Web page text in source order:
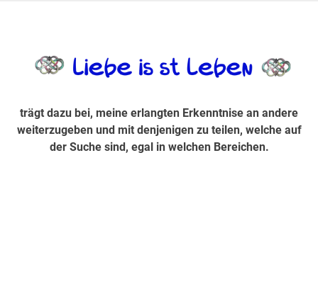
Suche sind, egal in welchen Bereichen.
trägt dazu bei, meine erlangten Erkenntnise an andere
weiterzugeben und mit denjenigen zu teilen, welche auf
der Suche sind, egal in welchen Bereichen.